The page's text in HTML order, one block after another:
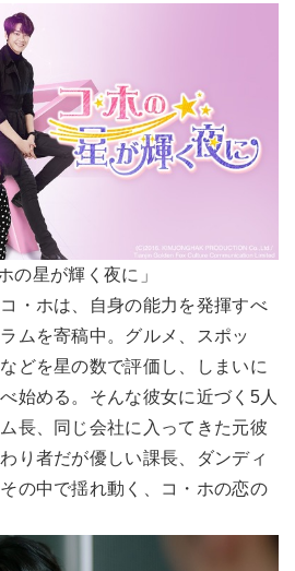
の星が輝く夜に」
・ホは、自身の能力を発揮すべ
ムを寄稿中。グルメ、スポッ
どを星の数で評価し、しまいに
始める。そんな彼女に近づく5人
長、同じ会社に入ってきた元彼
り者だが優しい課長、ダンディ
の中で揺れ動く、コ・ホの恋の